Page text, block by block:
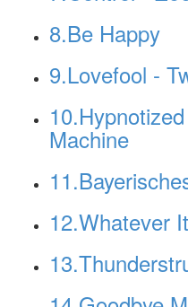
8.Be Happy
9.Lovefool -
Machine
12.Whatever